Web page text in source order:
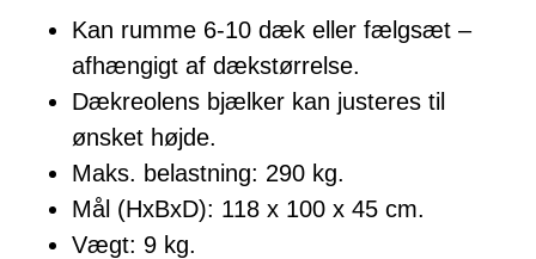
Kan rumme 6-10 dæk eller fælgsæt –
afhængigt af dækstørrelse.
Dækreolens bjælker kan justeres til
ønsket højde.
Maks. belastning: 290 kg.
Mål (HxBxD): 118 x 100 x 45 cm.
Vægt: 9 kg.